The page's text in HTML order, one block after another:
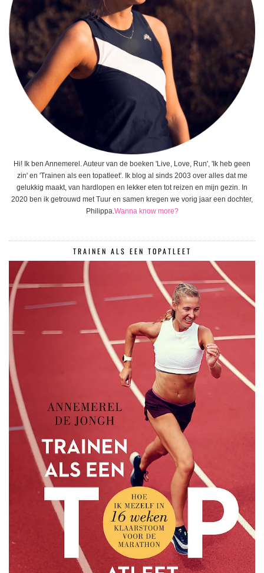
Hi! Ik ben Annemerel. Auteur van de boeken 'Live, Love, Run', 'Ik heb geen
zin' en 'Trainen als een topatleet'. Ik blog al sinds 2003 over alles dat me
gelukkig maakt, van hardlopen en lekker eten tot reizen en mijn gezin. In
2020 ben ik getrouwd met Tuur en samen kregen we vorig jaar een dochter,
Philippa.Wanna know more?
TRAINEN ALS EEN TOPATLEET